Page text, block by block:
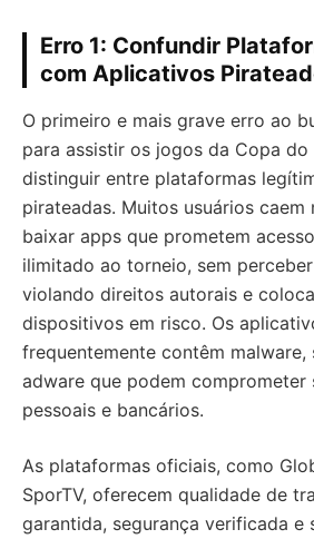
Erro 1: Confundir
com Aplicativos
O primeiro e mais grave erro ao
para assistir os jogos da Copa do
distinguir entre plataformas
pirateadas. Muitos usuários caem
baixar apps que prometem
ilimitado ao torneio, sem
violando direitos autorais e
dispositivos em risco. Os
frequentemente contêm malware,
adware que podem comprometer
pessoais e bancários.
As plataformas oficiais, como
SporTV, oferecem qualidade de
garantida, segurança verificada e